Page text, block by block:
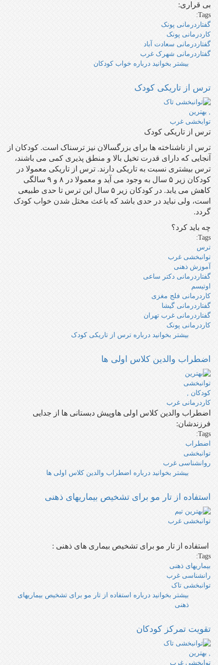
بی قراری:
Tags:
گفتاردرمانی پونک
کاردرمانی پونک
گفتاردرمانی سعادت آباد
گفتاردرمانی شهرک غرب
بیشتر بخوانید درباره خواب کودکان
ترس از تاریکی کودک
ترس از تاریکی کودک
ترس از ناشناخته ها برای بزرگسالان نیز ترسناک است. کودکان از
آنجایی که دارای قدرت تخیل بالا و منطق پذیری کمی می باشند،
ترس بیشتری نسبت به تاریکی دارند. ترس از تاریکی معمولا در
کودکان زیر ۵ سال به وجود می آید و معمولا در ۸ و ۹ سالگی
کاهش می یابد. در کودکان زیر ۵ سال این ترس تا حدی طبیعی
است، ولی نباید در حدی باشد که باعث مختل شدن خواب کودک
گردد.
چه باید کرد؟
Tags:
ترس
توانبخشی غرب
آموزش ذهنی
گفتاردرمانی دکتر ساعی
اوتیسم
کاردرمانی فلج مغزی
گفتاردرمانی گیشا
گفتاردرمانی غرب تهران
کاردرمانی پونک
بیشتر بخوانید درباره ترس از تاریکی کودک
اضطراب والدین کلاس اولی ها
اضطراب والدین کلاس اولی هاوپیش دبستانی ها از جدایی
فرزندشان:
Tags:
اضطراب
توانبخشی
روانشناسی غرب
بیشتر بخوانید درباره اضطراب والدین کلاس اولی ها
استفاده از تار مو برای تشخیص بیماریهای ذهنی
استفاده از تار مو برای تشخیص بیماری های ذهنی :
Tags:
بیماریهای ذهنی
رانشناسی غرب
توانبخشی تاک
بیشتر بخوانید درباره استفاده از تار مو برای تشخیص بیماریهای
ذهنی
تقویت تمرکز کودکان